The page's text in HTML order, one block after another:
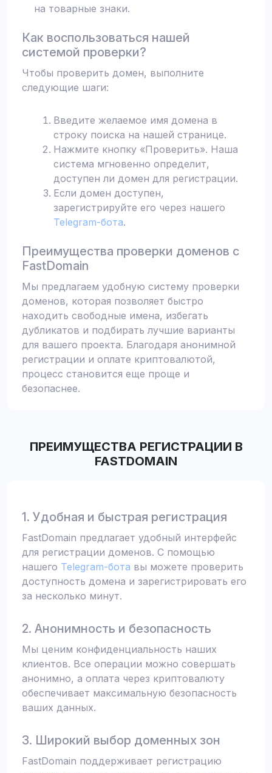
на товарные знаки.
Как воспользоваться нашей
системой проверки?
Чтобы проверить домен, выполните
следующие шаги:
Введите желаемое имя домена в
строку поиска на нашей странице.
Нажмите кнопку «Проверить». Наша
система мгновенно определит,
доступен ли домен для регистрации.
Если домен доступен,
зарегистрируйте его через нашего
Telegram-бота.
Преимущества проверки доменов с
FastDomain
Мы предлагаем удобную систему проверки
доменов, которая позволяет быстро
находить свободные имена, избегать
дубликатов и подбирать лучшие варианты
для вашего проекта. Благодаря анонимной
регистрации и оплате криптовалютой,
процесс становится еще проще и
безопаснее.
ПРЕИМУЩЕСТВА РЕГИСТРАЦИИ В
FASTDOMAIN
1. Удобная и быстрая регистрация
FastDomain предлагает удобный интерфейс
для регистрации доменов. С помощью
нашего Telegram-бота вы можете проверить
доступность домена и зарегистрировать его
за несколько минут.
2. Анонимность и безопасность
Мы ценим конфиденциальность наших
клиентов. Все операции можно совершать
анонимно, а оплата через криптовалюту
обеспечивает максимальную безопасность
ваших данных.
3. Широкий выбор доменных зон
FastDomain поддерживает регистрацию